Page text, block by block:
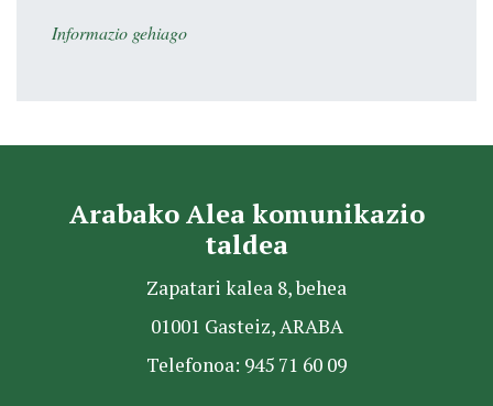
Informazio gehiago
Arabako Alea komunikazio
taldea
Zapatari kalea 8, behea
01001 Gasteiz, ARABA
Telefonoa: 945 71 60 09